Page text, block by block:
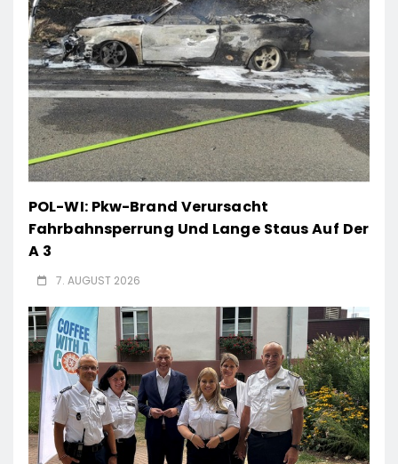
POL-WI: Pkw-Brand Verursacht
Fahrbahnsperrung Und Lange Staus Auf Der
A 3
7. AUGUST 2026